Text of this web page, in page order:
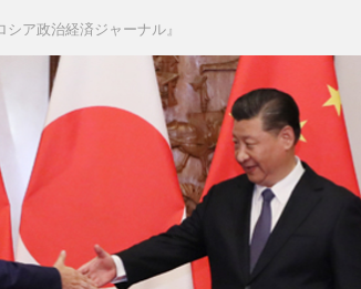
シア政治経済ジャーナル』